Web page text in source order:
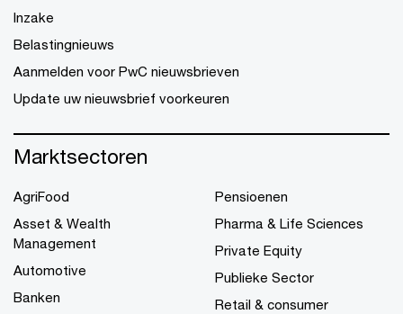
Inzake
Belastingnieuws
Aanmelden voor PwC nieuwsbrieven
Update uw nieuwsbrief voorkeuren
Marktsectoren
AgriFood
Asset & Wealth
Management
Automotive
Banken
Pensioenen
Pharma & Life Sciences
Private Equity
Publieke Sector
Retail & consumer